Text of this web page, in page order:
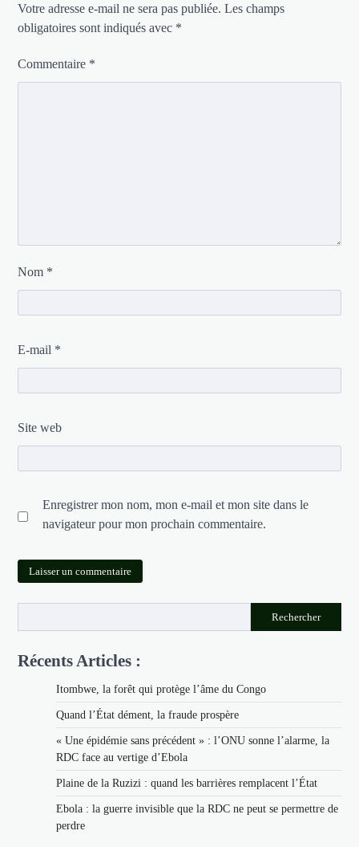
Votre adresse e-mail ne sera pas publiée. Les champs
obligatoires sont indiqués avec *
Commentaire *
Nom *
E-mail *
Site web
Enregistrer mon nom, mon e-mail et mon site dans le
navigateur pour mon prochain commentaire.
Rechercher
Récents Articles :
Itombwe, la forêt qui protège l’âme du Congo
Quand l’État dément, la fraude prospère
« Une épidémie sans précédent » : l’ONU sonne l’alarme, la
RDC face au vertige d’Ebola
Plaine de la Ruzizi : quand les barrières remplacent l’État
Ebola : la guerre invisible que la RDC ne peut se permettre de
perdre